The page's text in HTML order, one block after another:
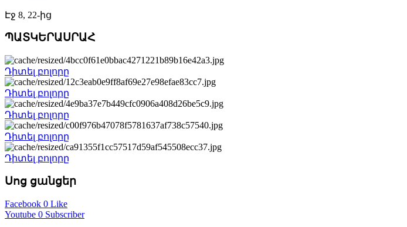
Էջ 8, 22-ից
ՊԱՏԿԵՐԱՍՐԱՀ
Դիտել բոլորը
Դիտել բոլորը
Դիտել բոլորը
Դիտել բոլորը
Դիտել բոլորը
Սոց ցանցեր
Facebook 0 Like
Youtube 0 Subscriber